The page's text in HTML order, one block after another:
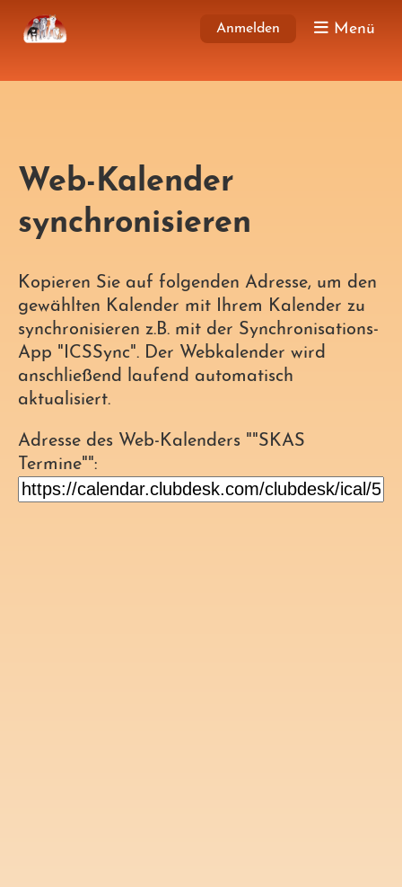
Anmelden Menü
Web-Kalender
synchronisieren
Kopieren Sie auf folgenden Adresse, um den
gewählten Kalender mit Ihrem Kalender zu
synchronisieren z.B. mit der Synchronisations-
App "ICSSync". Der Webkalender wird
anschließend laufend automatisch
aktualisiert.
Adresse des Web-Kalenders ""SKAS
Termine"":